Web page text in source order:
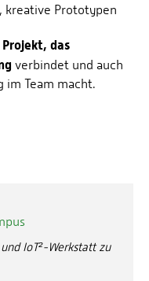
Prototypen
das
verbindet und auch
im Team macht.
IoT²-Werkstatt zu